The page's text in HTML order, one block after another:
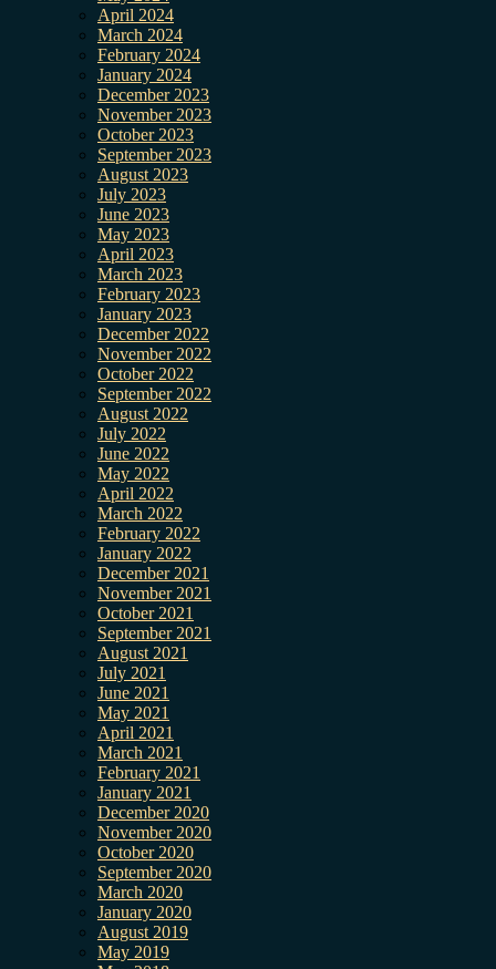
April 2024
March 2024
February 2024
January 2024
December 2023
November 2023
October 2023
September 2023
August 2023
July 2023
June 2023
May 2023
April 2023
March 2023
February 2023
January 2023
December 2022
November 2022
October 2022
September 2022
August 2022
July 2022
June 2022
May 2022
April 2022
March 2022
February 2022
January 2022
December 2021
November 2021
October 2021
September 2021
August 2021
July 2021
June 2021
May 2021
April 2021
March 2021
February 2021
January 2021
December 2020
November 2020
October 2020
September 2020
March 2020
January 2020
August 2019
May 2019